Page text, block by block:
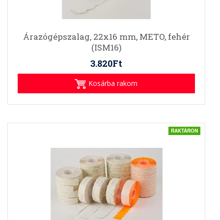
Árazógépszalag, 22x16 mm, METO, fehér
(ISM16)
3.820Ft
Kosárba rakom
RAKTÁRON